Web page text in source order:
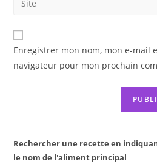
address
comment
de
votre
(facultatif)
Enregistrer mon nom, mon e-mail
navigateur pour mon prochain
Rechercher une recette en
le nom de l'aliment principal